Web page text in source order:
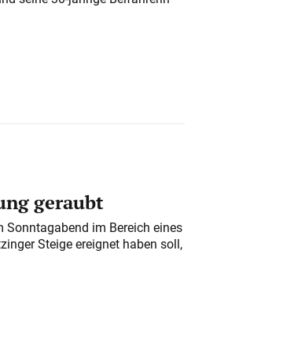
geraubt
im Bereich eines
Steige ereignet haben soll,